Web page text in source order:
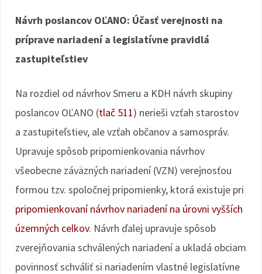
Návrh poslancov OĽANO: Účasť verejnosti na
príprave nariadení a legislatívne pravidlá
zastupiteľstiev
Na rozdiel od návrhov Smeru a KDH návrh skupiny
poslancov OĽANO (tlač 511) nerieši vzťah starostov
a zastupiteľstiev, ale vzťah občanov a samospráv.
Upravuje spôsob pripomienkovania návrhov
všeobecne záväzných nariadení (VZN) verejnosťou
formou tzv. spoločnej pripomienky, ktorá existuje pri
pripomienkovaní návrhov nariadení na úrovni vyšších
územných celkov. Návrh ďalej upravuje spôsob
zverejňovania schválených nariadení a ukladá obciam
povinnosť schváliť si nariadením vlastné legislatívne